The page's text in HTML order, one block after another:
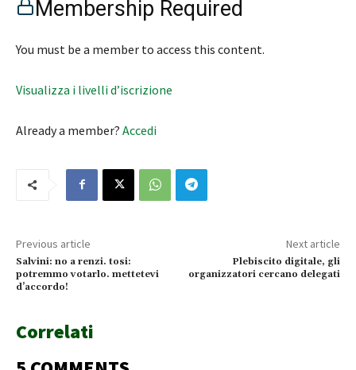
Membership Required
You must be a member to access this content.
Visualizza i livelli d’iscrizione
Already a member? Accedi
Previous article
Salvini: no a renzi. tosi:
potremmo votarlo. mettetevi
d’accordo!
Next article
Plebiscito digitale, gli
organizzatori cercano delegati
Correlati